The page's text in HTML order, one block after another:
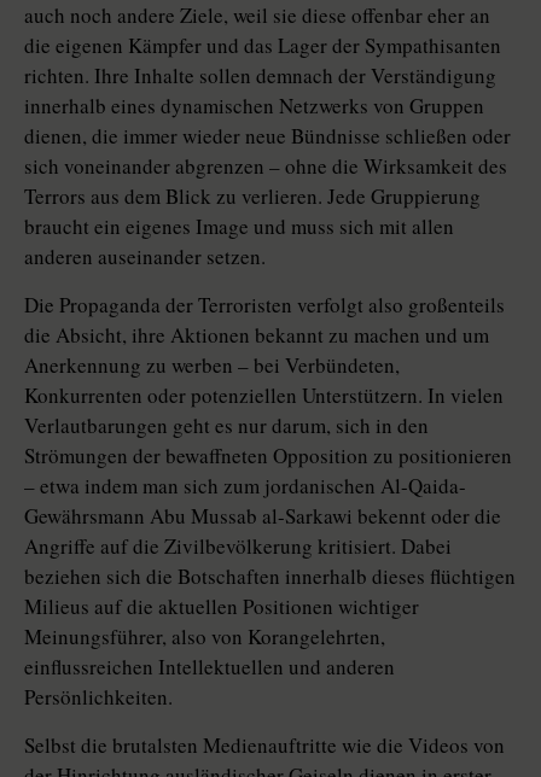
auch noch andere Ziele, weil sie diese offenbar eher an
die eigenen Kämpfer und das Lager der Sympathisanten
richten. Ihre Inhalte sollen demnach der Verständigung
innerhalb eines dynamischen Netzwerks von Gruppen
dienen, die immer wieder neue Bündnisse schließen oder
sich voneinander abgrenzen – ohne die Wirksamkeit des
Terrors aus dem Blick zu verlieren. Jede Gruppierung
braucht ein eigenes Image und muss sich mit allen
anderen auseinander setzen.
Die Propaganda der Terroristen verfolgt also großenteils
die Absicht, ihre Aktionen bekannt zu machen und um
Anerkennung zu werben – bei Verbündeten,
Konkurrenten oder potenziellen Unterstützern. In vielen
Verlautbarungen geht es nur darum, sich in den
Strömungen der bewaffneten Opposition zu positionieren
– etwa indem man sich zum jordanischen Al-Qaida-
Gewährsmann Abu Mussab al-Sarkawi bekennt oder die
Angriffe auf die Zivilbevölkerung kritisiert. Dabei
beziehen sich die Botschaften innerhalb dieses flüchtigen
Milieus auf die aktuellen Positionen wichtiger
Meinungsführer, also von Korangelehrten,
einflussreichen Intellektuellen und anderen
Persönlichkeiten.
Selbst die brutalsten Medienauftritte wie die Videos von